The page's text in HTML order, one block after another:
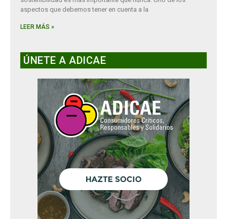
aspectos que debemos tener en cuenta a la
LEER MÁS »
ÚNETE A ADICAE